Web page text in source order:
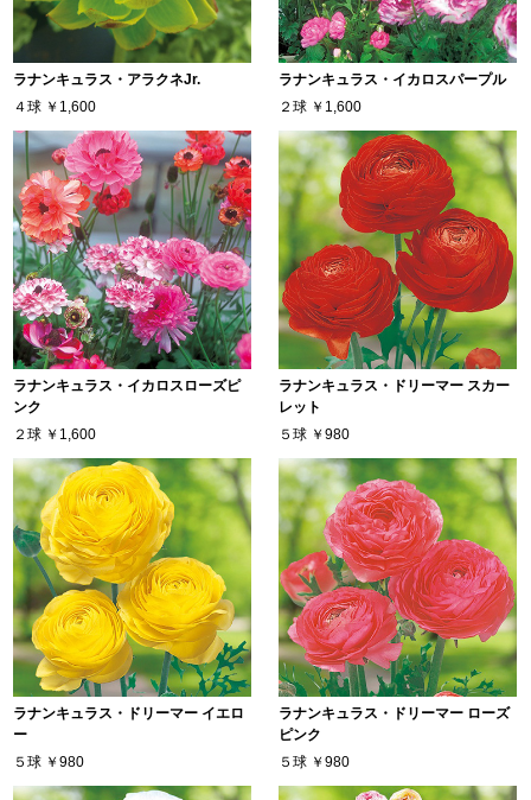
ラナンキュラス・アラクネJr.
４球 ￥1,600
ラナンキュラス・イカロスパープル
２球 ￥1,600
ラナンキュラス・イカロスローズピ
ンク
２球 ￥1,600
ラナンキュラス・ドリーマー スカー
レット
５球 ￥980
ラナンキュラス・ドリーマー イエロ
ー
５球 ￥980
ラナンキュラス・ドリーマー ローズ
ピンク
５球 ￥980